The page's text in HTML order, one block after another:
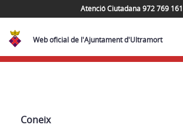
Atenció Ciutadana 972 769 161
Web oficial de l'Ajuntament d'Ultramort
Navega
Coneix